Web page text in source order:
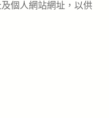
個人網站網址，以供